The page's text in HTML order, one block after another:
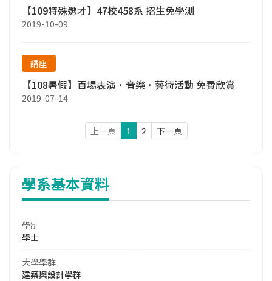
【109特殊選才】47校458系 招生免學測
2019-10-09
講座
【108暑假】百場表演．音樂．藝術活動 免費欣賞
2019-07-14
上一頁 1 2 下一頁
學系基本資料
學制
學士
大學學群
建築與設計學群